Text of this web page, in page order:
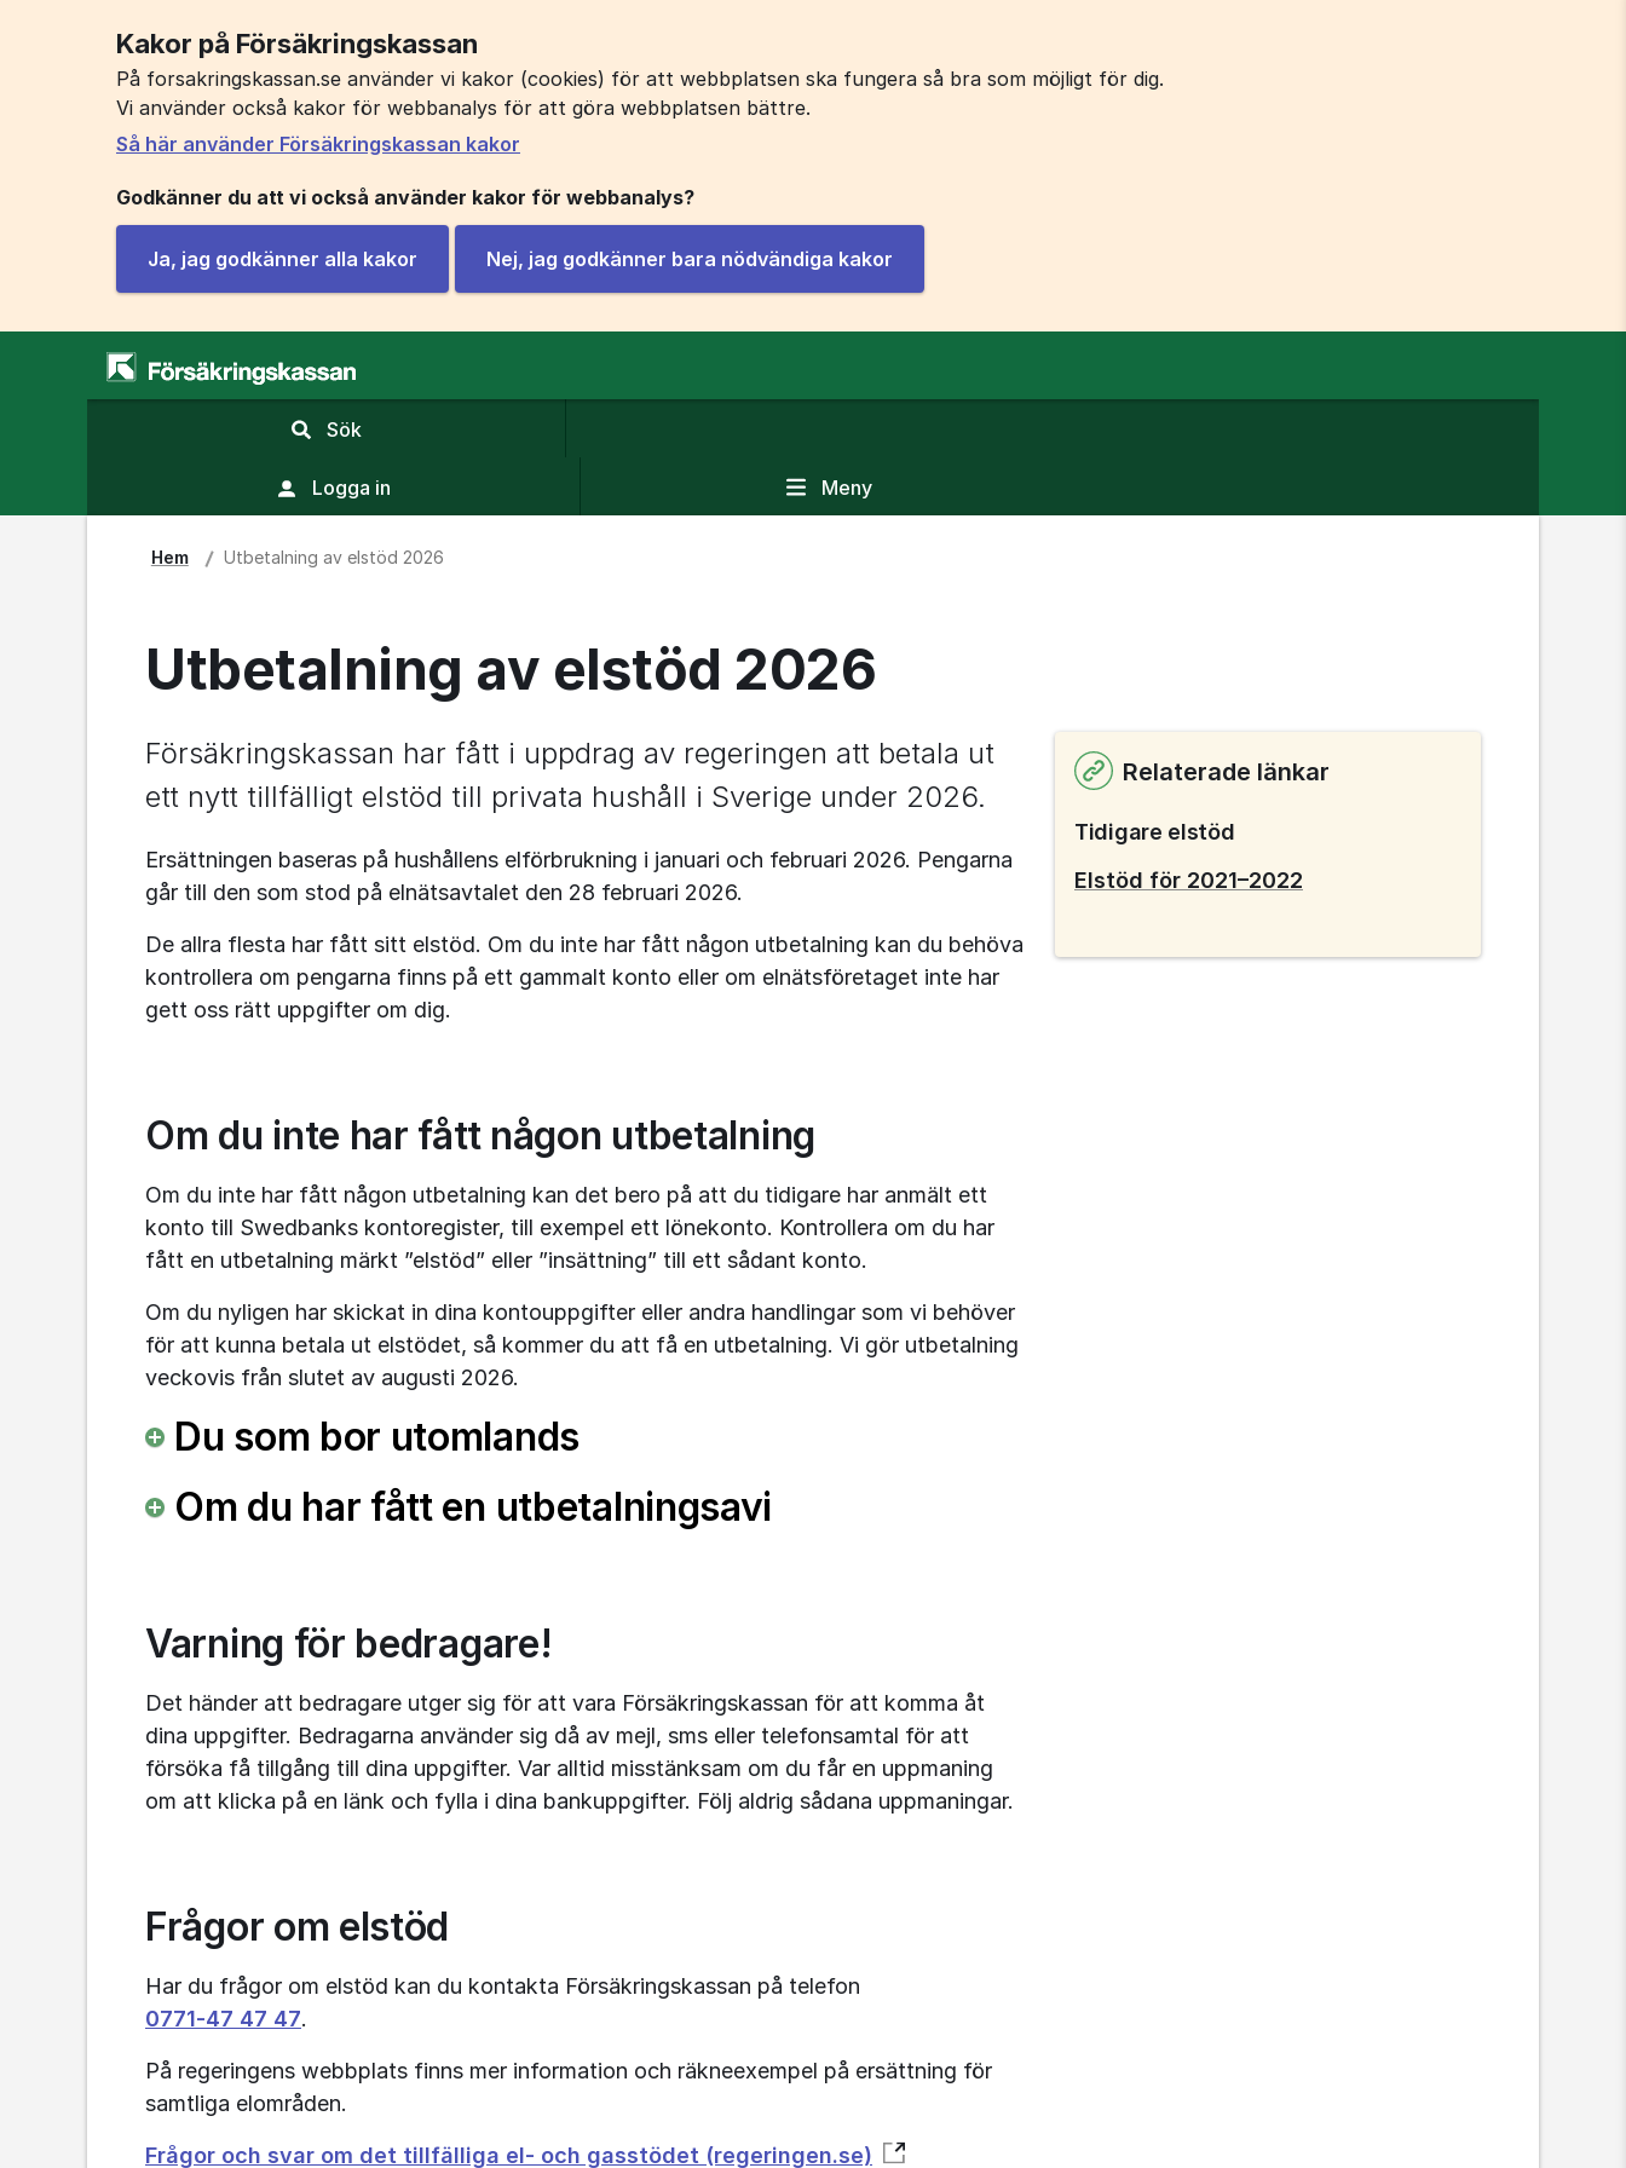
Kakor på Försäkringskassan
På forsakringskassan.se använder vi kakor (cookies) för att webbplatsen ska fungera så bra som möjligt för dig.
Vi använder också kakor för webbanalys för att göra webbplatsen bättre.
Så här använder Försäkringskassan kakor
Godkänner du att vi också använder kakor för webbanalys?
Ja, jag godkänner alla kakor Nej, jag godkänner bara nödvändiga kakor
Sök,
sökfält
Logga in Meny
Hem Utbetalning av elstöd 2026
Utbetalning av elstöd 2026
Försäkringskassan har fått i uppdrag av regeringen att betala ut
ett nytt tillfälligt elstöd till privata hushåll i Sverige under 2026.
Ersättningen baseras på hushållens elförbrukning i januari och februari 2026. Pengarna
går till den som stod på elnätsavtalet den 28 februari 2026.
De allra flesta har fått sitt elstöd. Om du inte har fått någon utbetalning kan du behöva
kontrollera om pengarna finns på ett gammalt konto eller om elnätsföretaget inte har
gett oss rätt uppgifter om dig.
Om du inte har fått någon utbetalning
Om du inte har fått någon utbetalning kan det bero på att du tidigare har anmält ett
konto till Swedbanks kontoregister, till exempel ett lönekonto. Kontrollera om du har
fått en utbetalning märkt ”elstöd” eller ”insättning” till ett sådant konto.
Om du nyligen har skickat in dina kontouppgifter eller andra handlingar som vi behöver
för att kunna betala ut elstödet, så kommer du att få en utbetalning. Vi gör utbetalning
veckovis från slutet av augusti 2026.
Du som bor utomlands
Om du har fått en utbetalningsavi
Varning för bedragare!
Det händer att bedragare utger sig för att vara Försäkringskassan för att komma åt
dina uppgifter. Bedragarna använder sig då av mejl, sms eller telefonsamtal för att
försöka få tillgång till dina uppgifter. Var alltid misstänksam om du får en uppmaning
om att klicka på en länk och fylla i dina bankuppgifter. Följ aldrig sådana uppmaningar.
Frågor om elstöd
0771‑47 47 47.
På regeringens webbplats finns mer information och räkneexempel på ersättning för
samtliga elområden.
Frågor och svar om det tillfälliga el- och gasstödet (regeringen.se)
Relaterade länkar
Tidigare elstöd
Elstöd för 2021–2022